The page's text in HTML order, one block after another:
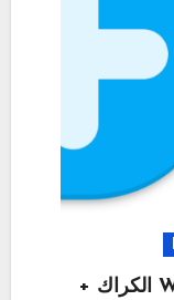
13.8.9 Wondershare Dr.Fone الكراك +